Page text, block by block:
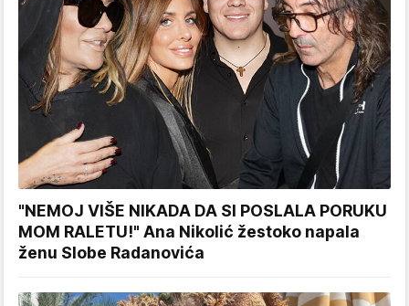
"NEMOJ VIŠE NIKADA DA SI POSLALA PORUKU
MOM RALETU!" Ana Nikolić žestoko napala
ženu Slobe Radanovića